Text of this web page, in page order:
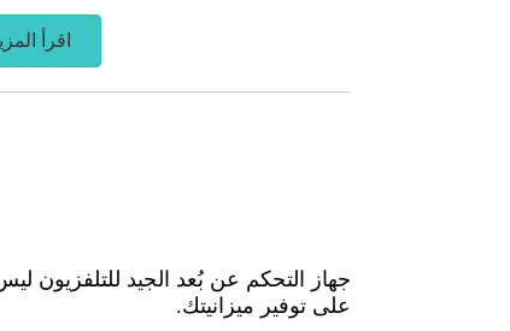
اقرأ
جهاز التحكم عن بُعد الجيد للتلفزيون
على توفير ميزانيتك.